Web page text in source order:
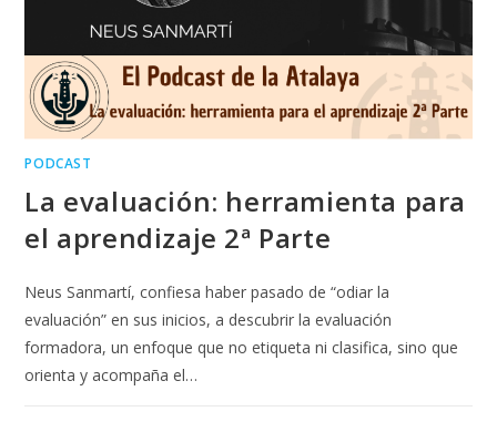
PODCAST
La evaluación: herramienta para
el aprendizaje 2ª Parte
Neus Sanmartí, confiesa haber pasado de “odiar la
evaluación” en sus inicios, a descubrir la evaluación
formadora, un enfoque que no etiqueta ni clasifica, sino que
orienta y acompaña el…